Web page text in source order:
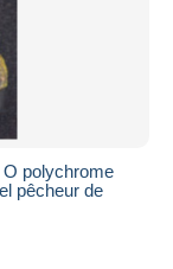
O polychrome
pêcheur de